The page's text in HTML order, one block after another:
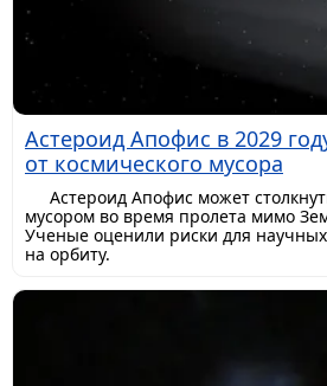
Астероид Апофис в 2029
от космического мусора
Астероид Апофис может
мусором во время пролета мимо
Ученые оценили риски для
на орбиту.